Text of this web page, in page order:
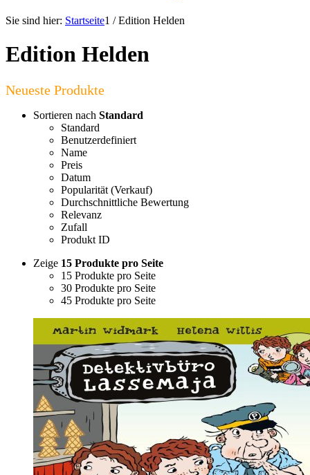
Sie sind hier: Startseite1 / Edition Helden
Edition Helden
Sortieren nach Standard
Standard
Benutzerdefiniert
Name
Preis
Datum
Popularität (Verkauf)
Durchschnittliche Bewertung
Relevanz
Zufall
Produkt ID
Zeige 15 Produkte pro Seite
15 Produkte pro Seite
30 Produkte pro Seite
45 Produkte pro Seite